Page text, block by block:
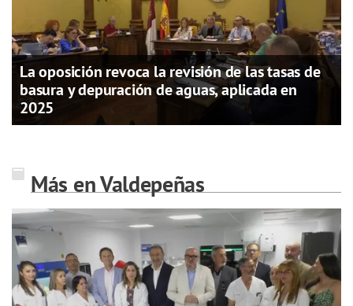
La oposición revoca la revisión de las tasas de
basura y depuración de aguas, aplicada en
2025
Más en Valdepeñas